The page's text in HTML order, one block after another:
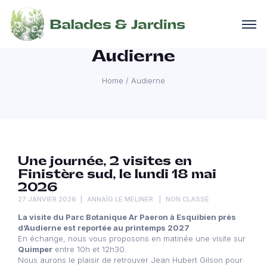
Audierne
Home / Audierne
Une journée, 2 visites en
Finistère sud, le lundi 18 mai
2026
27 JANVIER 2026 ANNAÏG LE MELINER NON CLASSÉ
La visite du Parc Botanique Ar Paeron à Esquibien près
d’Audierne est reportée au printemps 2027
En échange, nous vous proposons en matinée une visite sur
Quimper entre 10h et 12h30.
Nous aurons le plaisir de retrouver Jean Hubert Gilson pour